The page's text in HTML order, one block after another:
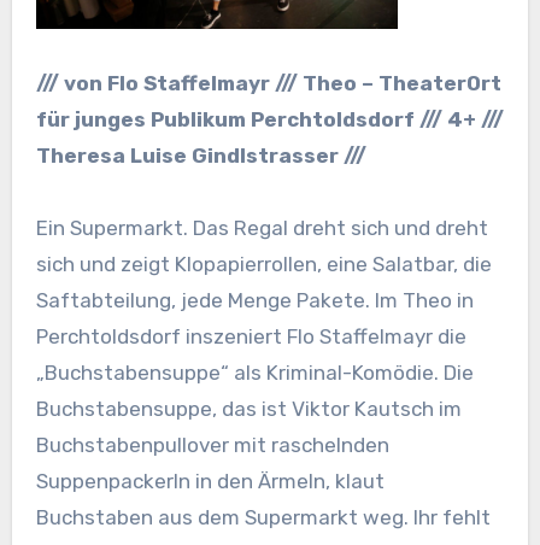
/// von Flo Staffelmayr /// Theo – TheaterOrt
für junges Publikum Perchtoldsdorf /// 4+ ///
Theresa Luise Gindlstrasser ///
Ein Supermarkt. Das Regal dreht sich und dreht
sich und zeigt Klopapierrollen, eine Salatbar, die
Saftabteilung, jede Menge Pakete. Im Theo in
Perchtoldsdorf inszeniert Flo Staffelmayr die
„Buchstabensuppe“ als Kriminal-Komödie. Die
Buchstabensuppe, das ist Viktor Kautsch im
Buchstabenpullover mit raschelnden
Suppenpackerln in den Ärmeln, klaut
Buchstaben aus dem Supermarkt weg. Ihr fehlt